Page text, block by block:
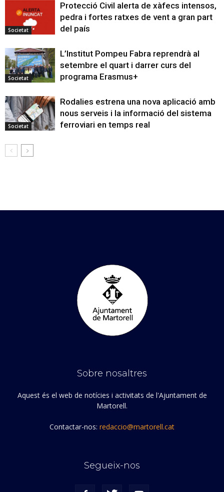
Societat
Protecció Civil alerta de xàfecs intensos,
pedra i fortes ratxes de vent a gran part
del país
Societat
L’Institut Pompeu Fabra reprendrà al
setembre el quart i darrer curs del
programa Erasmus+
Societat
Rodalies estrena una nova aplicació amb
nous serveis i la informació del sistema
ferroviari en temps real
Sobre nosaltres
Aquest és el web de notícies i activitats de l'Ajuntament de
Martorell.
Contactar-nos: redaccio@martorell.cat
Segueix-nos